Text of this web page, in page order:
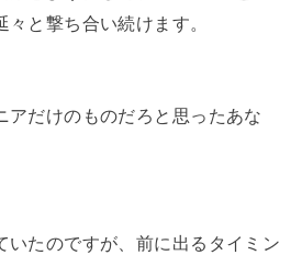
と撃ち合い続けます。
アだけのものだろと思ったあな
いたのですが、前に出るタイミン